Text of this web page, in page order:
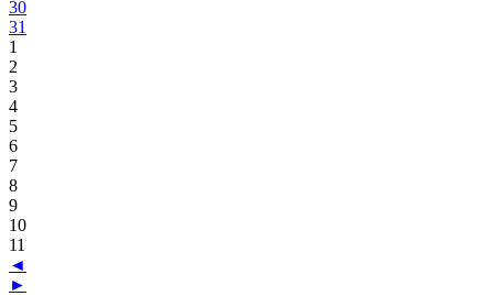
30
31
1
2
3
4
5
6
7
8
9
10
11
◄
►